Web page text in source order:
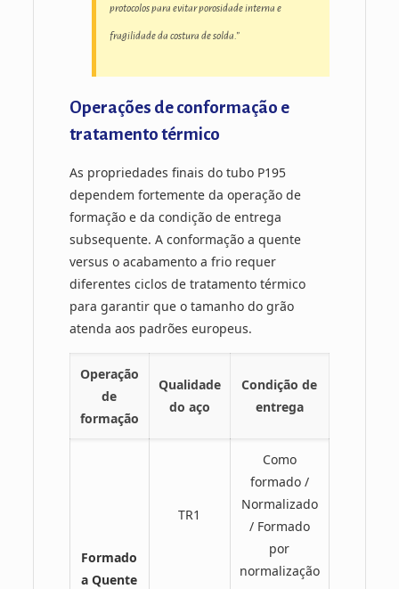
protocolos para evitar porosidade interna e
fragilidade da costura de solda.”
Operações de conformação e
tratamento térmico
As propriedades finais do tubo P195
dependem fortemente da operação de
formação e da condição de entrega
subsequente. A conformação a quente
versus o acabamento a frio requer
diferentes ciclos de tratamento térmico
para garantir que o tamanho do grão
atenda aos padrões europeus.
Operação
de
formação
Qualidade
do aço
Condição de
entrega
Formado
a Quente
TR1
Como
formado /
Normalizado
/ Formado
por
normalização